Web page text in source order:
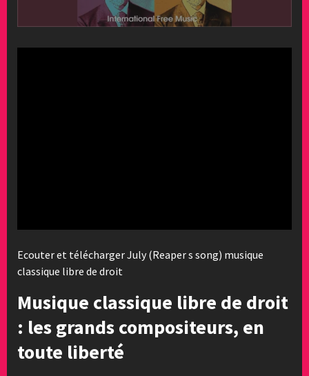
Ecouter et télécharger July (Reaper s song) musique
classique libre de droit
Musique classique libre de droit
: les grands compositeurs, en
toute liberté